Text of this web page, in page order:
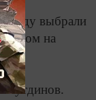
году выбрали
этом на